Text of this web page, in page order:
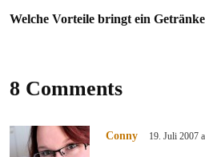
Welche Vorteile bringt ein
8 Comments
Conny 19. Juli 2007